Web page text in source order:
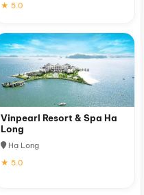
★ 5.0
Vinpearl Resort & Spa Ha
Long
Hạ Long
★ 5.0